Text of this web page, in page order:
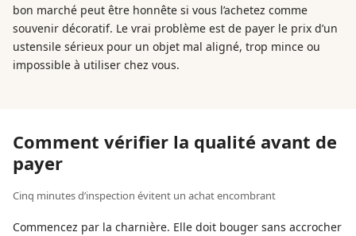
bon marché peut être honnête si vous l’achetez comme
souvenir décoratif. Le vrai problème est de payer le prix d’un
ustensile sérieux pour un objet mal aligné, trop mince ou
impossible à utiliser chez vous.
Comment vérifier la qualité avant de
payer
Cinq minutes d’inspection évitent un achat encombrant
Commencez par la charnière. Elle doit bouger sans accrocher